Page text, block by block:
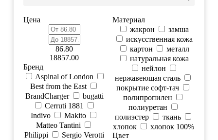
Цена
86.80
18857.00
Материал
жакрон
замша
искусственная кожа
картон
металл
натуральная кожа
нейлон
нержавеющая сталь
покрытие софт-тач
полипропилен
полиуретан
полиэстер
ткань
хлопок
хлопок 100%
Бренд
Aspinal of London
Best from the East
BrandCharger
bugatti
Cerruti 1881
Indivo
Makito
Matteo Tantini
Philippi
Sergio Verotti
Цвет